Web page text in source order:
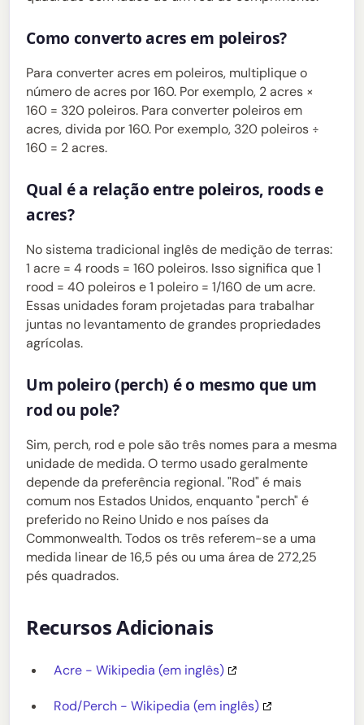
Como converto acres em poleiros?
Para converter acres em poleiros, multiplique o
número de acres por 160. Por exemplo, 2 acres ×
160 = 320 poleiros. Para converter poleiros em
acres, divida por 160. Por exemplo, 320 poleiros ÷
160 = 2 acres.
Qual é a relação entre poleiros, roods e
acres?
No sistema tradicional inglês de medição de terras:
1 acre = 4 roods = 160 poleiros. Isso significa que 1
rood = 40 poleiros e 1 poleiro = 1/160 de um acre.
Essas unidades foram projetadas para trabalhar
juntas no levantamento de grandes propriedades
agrícolas.
Um poleiro (perch) é o mesmo que um
rod ou pole?
Sim, perch, rod e pole são três nomes para a mesma
unidade de medida. O termo usado geralmente
depende da preferência regional. "Rod" é mais
comum nos Estados Unidos, enquanto "perch" é
preferido no Reino Unido e nos países da
Commonwealth. Todos os três referem-se a uma
medida linear de 16,5 pés ou uma área de 272,25
pés quadrados.
Recursos Adicionais
Acre - Wikipedia (em inglês)
Rod/Perch - Wikipedia (em inglês)